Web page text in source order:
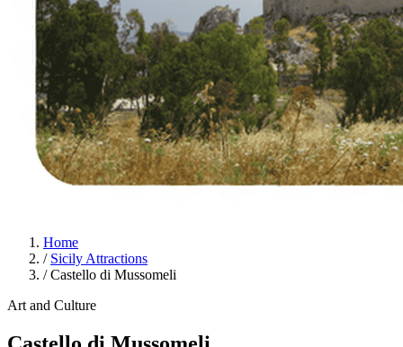
Home
/ Sicily Attractions
/ Castello di Mussomeli
Art and Culture